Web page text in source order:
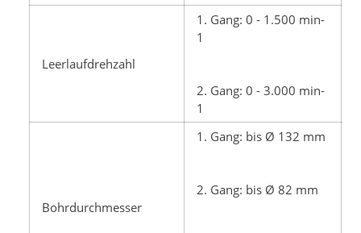
Leerlaufdrehzahl
1. Gang: 0 - 1.500 min-
1
2. Gang: 0 - 3.000 min-
1
Bohrdurchmesser
1. Gang: bis Ø 132 mm
2. Gang: bis Ø 82 mm